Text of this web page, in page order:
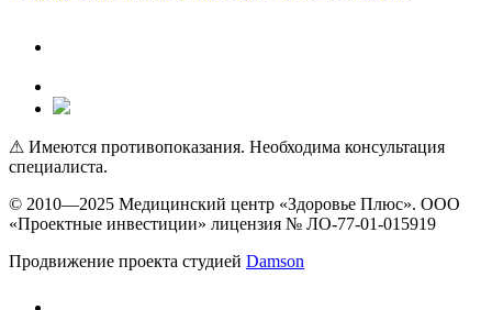
⚠ Имеются противопоказания. Необходима консультация
специалиста.
© 2010—2025 Медицинский центр «Здоровье Плюс». ООО
«Проектные инвестиции» лицензия № ЛО-77-01-015919
Продвижение проекта студией Damson